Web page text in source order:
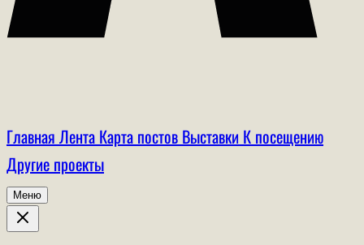
Главная Лента Карта постов Выставки К посещению
Другие проекты
Меню